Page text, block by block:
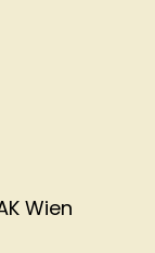
Wien